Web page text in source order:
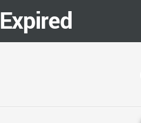
Expired